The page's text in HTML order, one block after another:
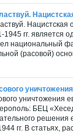
Нацистская
гг. является
национальный
(расовой)
уничтожения
БЕЦ
решения
гг. В статьях,